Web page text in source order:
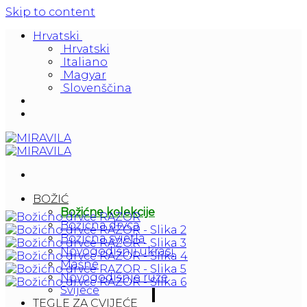
Skip to content
Hrvatski
Hrvatski
Italiano
Magyar
Slovenščina
BOŽIĆ
Božićne kolekcije
Božićna drvca
Božićna svjetla
Novogodišnji ukrasi
Mašne
Novogodišnje ruže
Svijeće
TEGLE ZA CVIJEĆE